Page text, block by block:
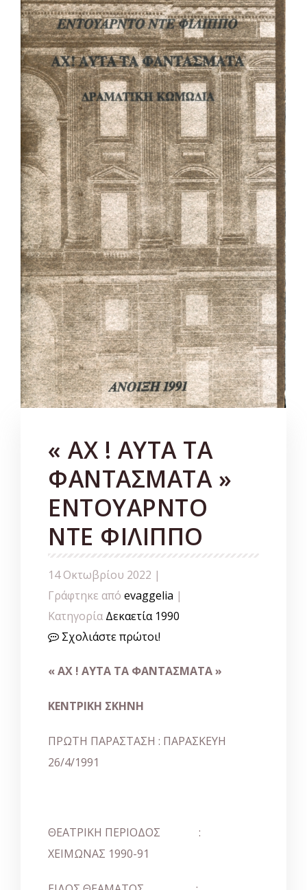
« ΑΧ ! ΑΥΤΑ ΤΑ
ΦΑΝΤΑΣΜΑΤΑ »
ΕΝΤΟΥΑΡΝΤΟ
ΝΤΕ ΦΙΛΙΠΠΟ
14 Οκτωβρίου 2022 |
Γράφτηκε από evaggelia |
Κατηγορία Δεκαετία 1990
Σχολιάστε πρώτοι!
« ΑΧ ! ΑΥΤΑ ΤΑ ΦΑΝΤΑΣΜΑΤΑ »
ΚΕΝΤΡΙΚΗ ΣΚΗΝΗ
ΠΡΩΤΗ ΠΑΡΑΣΤΑΣΗ : ΠΑΡΑΣΚΕΥΗ
26/4/1991
ΘΕΑΤΡΙΚΗ ΠΕΡΙΟΔΟΣ :
ΧΕΙΜΩΝΑΣ 1990-91